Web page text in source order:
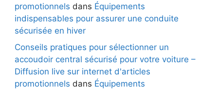
promotionnels dans Équipements
indispensables pour assurer une conduite
sécurisée en hiver
Conseils pratiques pour sélectionner un
accoudoir central sécurisé pour votre voiture –
Diffusion live sur internet d'articles
promotionnels dans Équipements